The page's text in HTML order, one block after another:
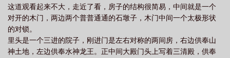
这道观看起来不大，走近了看，房子的结构很简易，中间就是一个
对开的木门，两边两个普普通通的石墩子，木门中间一个太极形状
的对锁。
里头是一个三进的院子，刚进门是左右对称的两间房，右边供奉山
神土地，左边供奉水神龙王。正中间大殿门头上写着三清殿，供奉